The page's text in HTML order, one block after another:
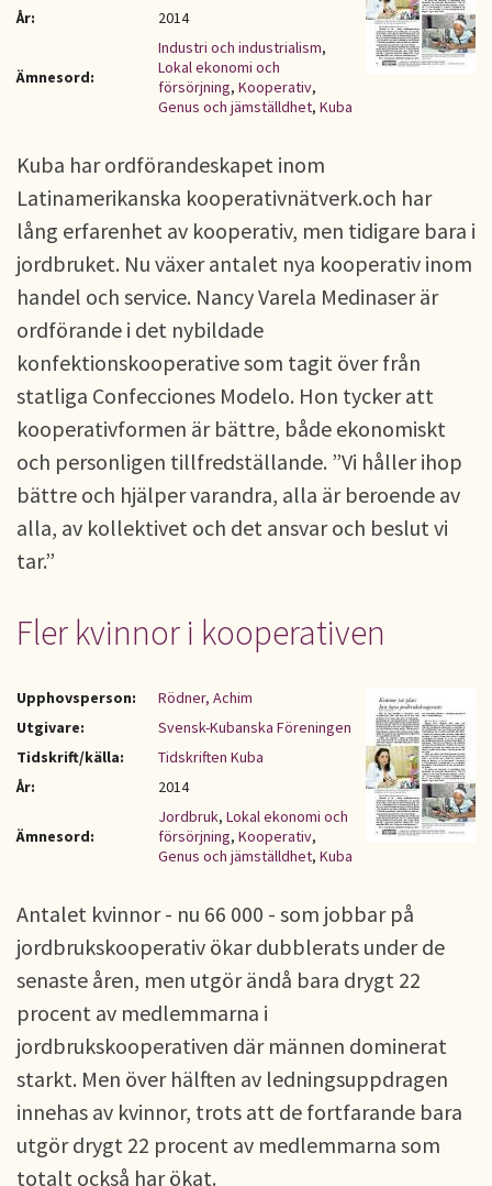
År: 2014
Ämnesord:
Industri och industrialism,
Lokal ekonomi och
försörjning, Kooperativ,
Genus och jämställdhet, Kuba
Kuba har ordförandeskapet inom
Latinamerikanska kooperativnätverk.och har
lång erfarenhet av kooperativ, men tidigare bara i
jordbruket. Nu växer antalet nya kooperativ inom
handel och service. Nancy Varela Medinaser är
ordförande i det nybildade
konfektionskooperative som tagit över från
statliga Confecciones Modelo. Hon tycker att
kooperativformen är bättre, både ekonomiskt
och personligen tillfredställande. ”Vi håller ihop
bättre och hjälper varandra, alla är beroende av
alla, av kollektivet och det ansvar och beslut vi
tar.”
Fler kvinnor i kooperativen
Upphovsperson:
Rödner, Achim
Utgivare:
Svensk-Kubanska Föreningen
Tidskrift/källa:
Tidskriften Kuba
År:
2014
Ämnesord:
Jordbruk, Lokal ekonomi och
försörjning, Kooperativ,
Genus och jämställdhet, Kuba
Antalet kvinnor - nu 66 000 - som jobbar på
jordbrukskooperativ ökar dubblerats under de
senaste åren, men utgör ändå bara drygt 22
procent av medlemmarna i
jordbrukskooperativen där männen dominerat
starkt. Men över hälften av ledningsuppdragen
innehas av kvinnor, trots att de fortfarande bara
utgör drygt 22 procent av medlemmarna som
totalt också har ökat.